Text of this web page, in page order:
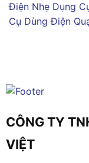
Điện Nhẹ Dụng
Cụ Dùng Điện
CÔNG TY
VIỆT